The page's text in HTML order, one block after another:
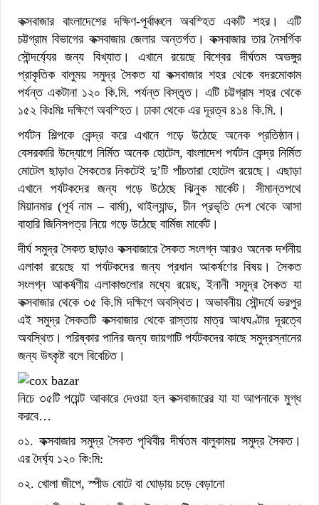
কক্সবাজার বাংলাদেশের দক্ষিণ-পূর্বাঞ্চলে অবস্হিত একটি শহর। এটি
চট্টগ্রাম বিভাগের কক্সবাজার জেলার অন্তর্গত। কক্সবাজার তার নৈসর্গিক
সৌন্দর্য্যের জন্য বিখ্যাত। এখানে রয়েছে বিশ্বের দীর্ঘতম অভঙ্গুর
প্রাকৃতিক বালুময় সমুদ্র সৈকত যা কক্সবাজার শহর থেকে বদরমোকাম
পর্যন্ত একটানা ১২০ কি.মি. পর্যন্ত বিস্তৃত। এটি চট্টগ্রাম শহর থেকে
১৫২ কিঃমিঃ দক্ষিণে অবস্হিত। ঢাকা থেকে এর দূরত্ব ৪১৪ কি.মি.।
পর্যটন শিল্পকে কেন্দ্র করে এখানে গড়ে উঠেছে অনেক প্রতিষ্ঠান।
বেসরকারি উদ্যোগে নির্মিত অনেক হোটেল, বাংলাদেশ পর্যটন কেন্দ্র নির্মিত
মোটেল ছাড়াও সৈকতের নিকটেই দু’টি পাঁচতারা হোটেল রয়েছে। এছাড়া
এখানে পর্যটকদের জন্য গড়ে উঠেছে ঝিনুক মার্কেট। সীমান্তপথে
মিয়ানমার (পূর্ব নাম – বার্মা), থাইল্যান্ড, চীন প্রভৃতি দেশ থেকে আসা
বাহারি জিনিসপত্র নিয়ে গড়ে উঠেছে বার্মিজ মার্কেট।
দীর্ঘ সমুদ্র সৈকত ছাড়াও কক্সবাজারে সৈকত সংলগ্ন আরও অনেক দর্শনীয়
এলাকা রয়েছে যা পর্যটকদের জন্য প্রধান আকর্ষণের বিষয়। সৈকত
সংলগ্ন আকর্ষণীয় এলাকাগুলোর মধ্যে রয়েছ, ইনানী সমুদ্র সৈকত যা
কক্সবাজার থেকে ৩৫ কি.মি দক্ষিণে অবস্থিত। অভাবনীয় সৌন্দর্যে ভরপুর
এই সমুদ্র সৈকতটি কক্সবাজার থেকে রাস্তায় মাত্র আধঘণ্টার দূরত্বে
অবস্থিত। পরিষ্কার পানির জন্য জায়গাটি পর্যটকদের কাছে সমুদ্রস্নানের
জন্য উৎকৃষ্ট বলে বিবেচিত।
নিচে ৩৫টি পয়েন্ট আকারে দেওয়া হল কক্সবাজারের যা যা আপনাকে মুগ্ধ
করবে…
০১. কক্সবাজার সমুদ্র সৈকত পৃথিবীর দীর্ঘতম বালুকাময় সমুদ্র সৈকত।
এর দৈর্ঘ্য ১২০ কি:মি:
০২. খোলা জীপে, স্পীড বোটে বা ঘোড়ায় চড়ে বেড়ানো